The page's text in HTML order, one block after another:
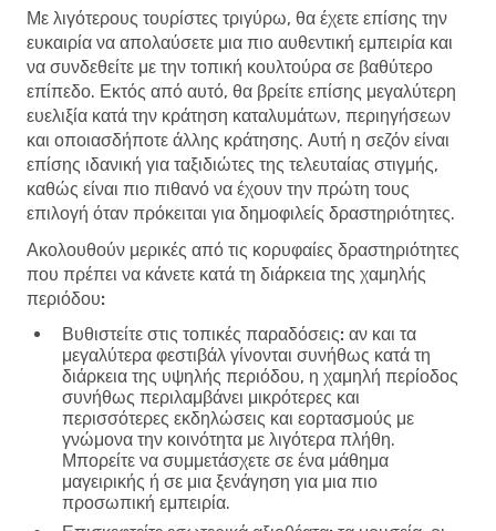
Με λιγότερους τουρίστες τριγύρω, θα έχετε επίσης την
ευκαιρία να απολαύσετε μια πιο αυθεντική εμπειρία και
να συνδεθείτε με την τοπική κουλτούρα σε βαθύτερο
επίπεδο. Εκτός από αυτό, θα βρείτε επίσης μεγαλύτερη
ευελιξία κατά την κράτηση καταλυμάτων, περιηγήσεων
και οποιασδήποτε άλλης κράτησης. Αυτή η σεζόν είναι
επίσης ιδανική για ταξιδιώτες της τελευταίας στιγμής,
καθώς είναι πιο πιθανό να έχουν την πρώτη τους
επιλογή όταν πρόκειται για δημοφιλείς δραστηριότητες.
Ακολουθούν μερικές από τις κορυφαίες δραστηριότητες
που πρέπει να κάνετε κατά τη διάρκεια της χαμηλής
περιόδου:
Βυθιστείτε στις τοπικές παραδόσεις: αν και τα
μεγαλύτερα φεστιβάλ γίνονται συνήθως κατά τη
διάρκεια της υψηλής περιόδου, η χαμηλή περίοδος
συνήθως περιλαμβάνει μικρότερες και
περισσότερες εκδηλώσεις και εορτασμούς με
γνώμονα την κοινότητα με λιγότερα πλήθη.
Μπορείτε να συμμετάσχετε σε ένα μάθημα
μαγειρικής ή σε μια ξενάγηση για μια πιο
προσωπική εμπειρία.